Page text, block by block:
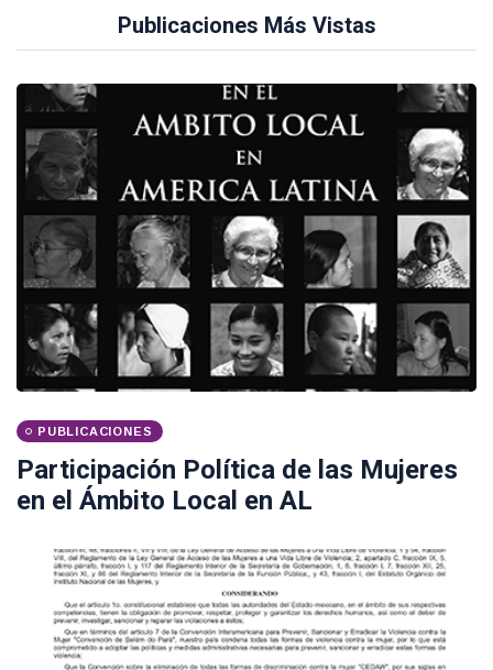
Publicaciones Más Vistas
PUBLICACIONES
Participación Política de las Mujeres
en el Ámbito Local en AL